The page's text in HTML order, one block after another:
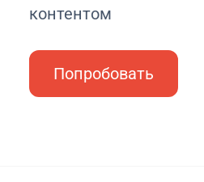
контентом
Попробовать